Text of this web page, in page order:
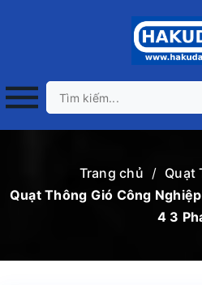
Trang chủ / Quạt
Quạt Thông Gió Công
4 3